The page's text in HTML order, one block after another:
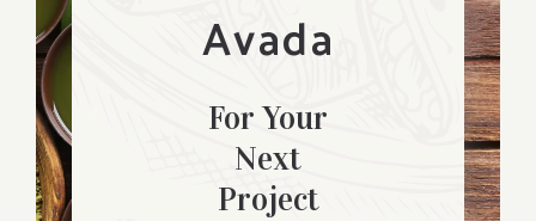
Avada
For Your
Next
Project